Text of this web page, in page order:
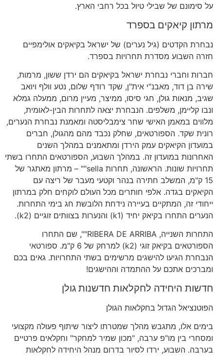
על סימונם של שבילי טיול בכל רחבי הארץ.
מרתון קיאקים בספרד
נבחרת הקדטים (גיל נערים) של ישראל בקיאקים אולימפיים
חזרה השבוע מסדרת תחרויות בספרד.
חברות וחברי נבחרת ישראל בקיאקים הם ירדן ששון, מרמות,
שירה בן דוד, מאבנ"י אית"ן, שקד רודף שלום, נטע וולף ויואב
שגיב, מנאות גולן, חגי סיסו, ממיצר, מעיין מרום, ממעלה גמלא
ונבו קליימן, משלפים. הנבחרת יצאה לתחרות הבין-לאומית,
מלווים במאמן האישי שחר צימבליסטה ומאמנת נבחרת הנערים,
רונית שקד. הספורטאים, שחלק נכבד מהם מהגולן, חברים
במועדון הקיאקים עמק הירדן ומתאמנים במהלך השנים
האחרונות במועדון זה. במהלך השבוע, הספורטאים התחרו בשתי
תחרויות שונות. הראשונה, תחרות sella"" – מרתון מאתגר של
15 ק"מ, המשלב חתירה בנהר וקטעי מעבר של ריצה עם
הקיאקים בגדה. אלפי חותרים מכל העולם לוקחים חלק במרתון
ייחודי זה, המתקיים בעיירה נידחת הלובשת חג בימי התחרות.
הנערים התחרו בקיאק יחיד (k1) והנערות בצוותים זוגיים (k2).
התחרות השנייה, RIBERA DE ARRIBA"", שם התחרו
הספורטאים בקיאק זוגי (k2) למרחק של 6 ק"מ. ספורטאי
הנבחרת הגיעו להישגים מרשימים בשתי התחרויות. גאים בכם
ומברכים אתכם על ההתמדה וההישגים!
חדשות היחידה לחקלאות חדשנות גולן
הפוטנציאל הגדול בחקלאות הגולן
בימים אלו, מתגבש מהלך שמטרתו ליצור שיתוף פעולה מקצועי
ומסחרי בין מו"פ ערבה, "מכון שמיר למחקר" וחקלאים פרטיים
בערבה. השבוע, ירדו לסיור בדרום מנהל היחידה לחקלאות